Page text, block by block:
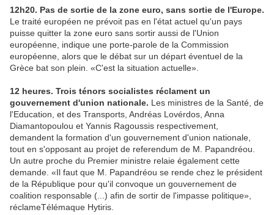
12h20. Pas de sortie de la zone euro, sans sortie de l'Europe.
Le traité européen ne prévoit pas en l'état actuel qu'un pays
puisse quitter la zone euro sans sortir aussi de l'Union
européenne, indique une porte-parole de la Commission
européenne, alors que le débat sur un départ éventuel de la
Grèce bat son plein. «C'est la situation actuelle».
12 heures. Trois ténors socialistes réclament un
gouvernement d'union nationale. Les ministres de la Santé, de
l'Education, et des Transports, Andréas Lovérdos, Anna
Diamantopoulou et Yannis Ragoussis respectivement,
demandent la formation d'un gouvernement d'union nationale,
tout en s'opposant au projet de referendum de M. Papandréou.
Un autre proche du Premier ministre relaie également cette
demande. «Il faut que M. Papandréou se rende chez le président
de la République pour qu'il convoque un gouvernement de
coalition responsable (...) afin de sortir de l'impasse politique»,
réclameTélémaque Hytiris.